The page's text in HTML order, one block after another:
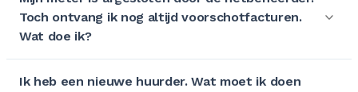
Toch ontvang ik nog altijd voorschotfacturen.
Wat doe ik?
Ik heb een nieuwe huurder. Wat moet ik doen